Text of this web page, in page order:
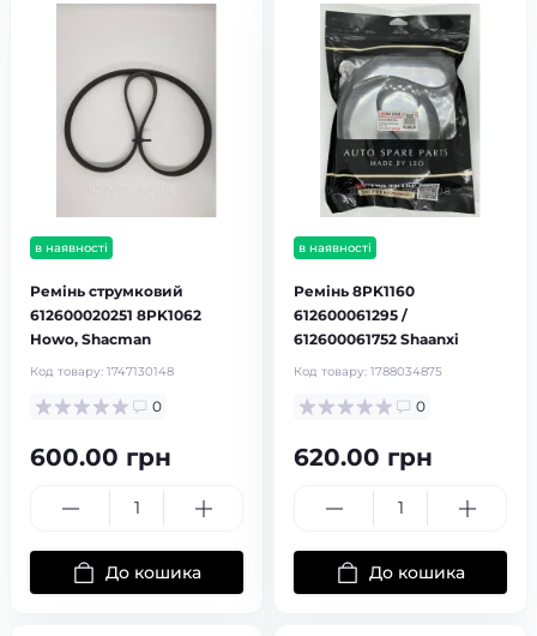
в наявності
Ремінь струмковий
612600020251 8PK1062
Howo, Shacman
Код товару: 1747130148
0
600.00 грн
До кошика
в наявності
Ремінь 8PK1160
612600061295 /
612600061752 Shaanxi
Код товару: 1788034875
0
620.00 грн
До кошика